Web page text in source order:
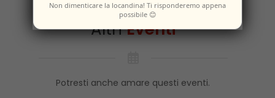
AltriEventi
Potresti anche amare questi eventi.
Non dimenticare la locandina! Ti risponderemo appena
possibile 😊